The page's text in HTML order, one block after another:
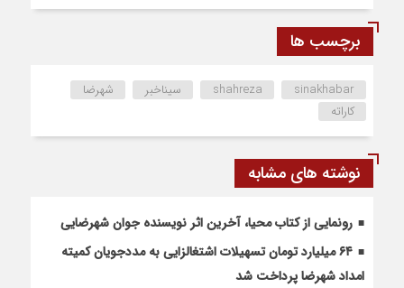
برچسب ها
shahreza sinakhabar سیناخبر
شهرضا
کاراته
نوشته های مشابه
رونمایی از کتاب محیا، آخرین اثر نویسنده جوان شهرضایی
۶۴ میلیارد تومان تسهیلات اشتغالزایی به مددجویان کمیته
امداد شهرضا پرداخت شد